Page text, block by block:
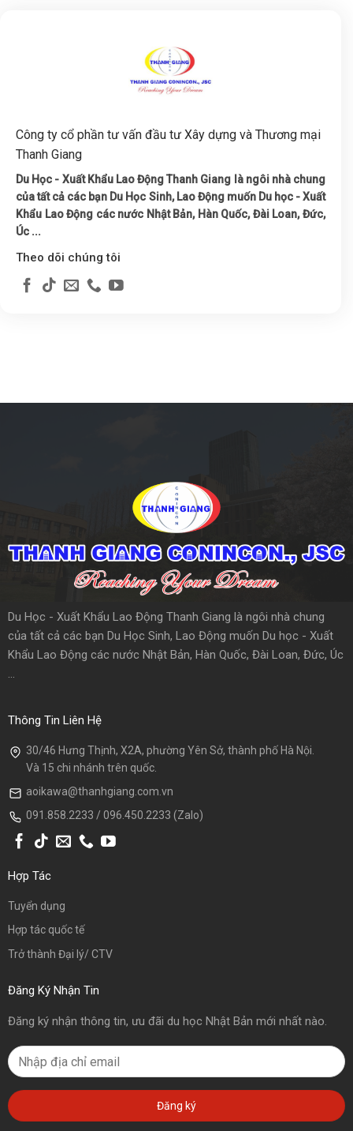
Công ty cổ phần tư vấn đầu tư Xây dựng và Thương mại
Thanh Giang
Du Học - Xuất Khẩu Lao Động Thanh Giang là ngôi nhà chung
của tất cả các bạn Du Học Sinh, Lao Động muốn Du học - Xuất
Khẩu Lao Động các nước Nhật Bản, Hàn Quốc, Đài Loan, Đức,
Úc ...
Theo dõi chúng tôi
Du Học - Xuất Khẩu Lao Động Thanh Giang là ngôi nhà chung
của tất cả các bạn Du Học Sinh, Lao Động muốn Du học - Xuất
Khẩu Lao Động các nước Nhật Bản, Hàn Quốc, Đài Loan, Đức, Úc
...
Thông Tin Liên Hệ
30/46 Hưng Thịnh, X2A, phường Yên Sở, thành phố Hà Nội.
Và 15 chi nhánh trên quốc.
aoikawa@thanhgiang.com.vn
091.858.2233 / 096.450.2233 (Zalo)
Hợp Tác
Tuyển dụng
Hợp tác quốc tế
Trở thành Đại lý/ CTV
Đăng Ký Nhận Tin
Đăng ký nhận thông tin, ưu đãi du học Nhật Bản mới nhất nào.